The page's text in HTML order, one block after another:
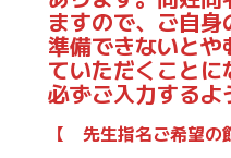
ますので、ご自
準備できないと
ていただくこと
必ずご入力するよ
【 先生指名ご希望の